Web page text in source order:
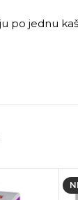
po jednu